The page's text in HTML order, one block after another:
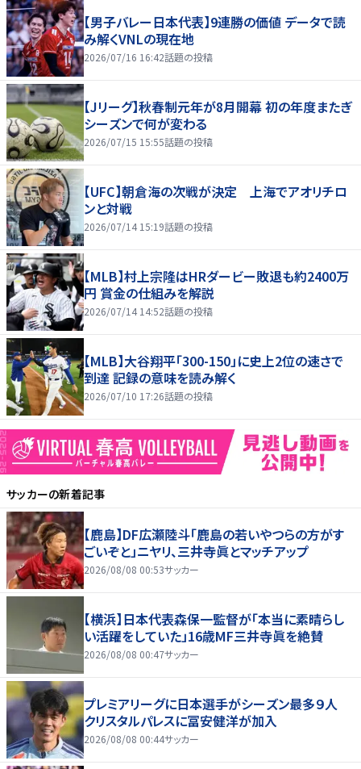
【男子バレー日本代表】9連勝の価値 データで読
み解くVNLの現在地
2026/07/16 16:42話題の投稿
【Jリーグ】秋春制元年が8月開幕 初の年度またぎ
シーズンで何が変わる
2026/07/15 15:55話題の投稿
【UFC】朝倉海の次戦が決定 上海でアオリチロ
ンと対戦
2026/07/14 15:19話題の投稿
【MLB】村上宗隆はHRダービー敗退も約2400万
円 賞金の仕組みを解説
2026/07/14 14:52話題の投稿
【MLB】大谷翔平「300-150」に史上2位の速さで
到達 記録の意味を読み解く
2026/07/10 17:26話題の投稿
サッカーの新着記事
【鹿島】DF広瀬陸斗「鹿島の若いやつらの方がす
ごいぞと」ニヤリ、三井寺眞とマッチアップ
2026/08/08 00:53サッカー
【横浜】日本代表森保一監督が「本当に素晴らし
い活躍をしていた」16歳MF三井寺眞を絶賛
2026/08/08 00:47サッカー
プレミアリーグに日本選手がシーズン最多９人
クリスタルパレスに冨安健洋が加入
2026/08/08 00:44サッカー